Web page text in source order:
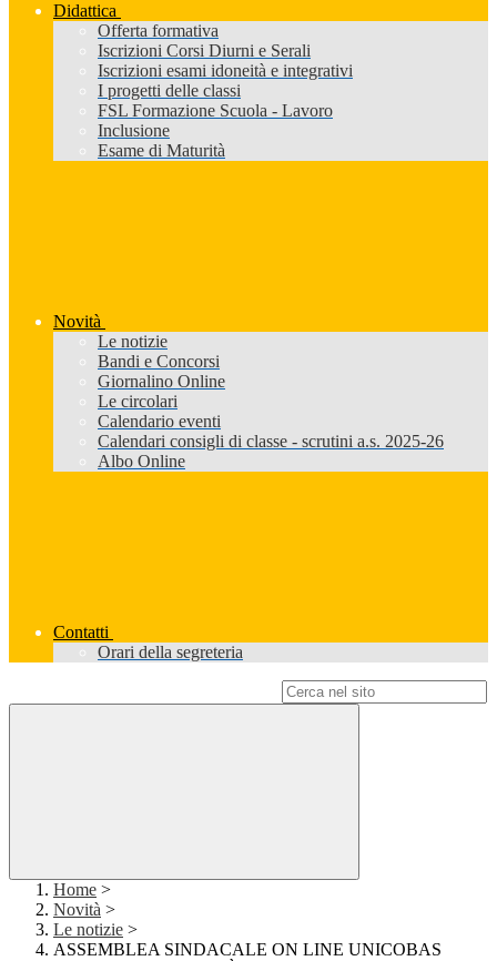
Didattica
Offerta formativa
Iscrizioni Corsi Diurni e Serali
Iscrizioni esami idoneità e integrativi
I progetti delle classi
FSL Formazione Scuola - Lavoro
Inclusione
Esame di Maturità
Novità
Le notizie
Bandi e Concorsi
Giornalino Online
Le circolari
Calendario eventi
Calendari consigli di classe - scrutini a.s. 2025-26
Albo Online
Contatti
Orari della segreteria
Home >
Novità >
Le notizie >
ASSEMBLEA SINDACALE ON LINE UNICOBAS